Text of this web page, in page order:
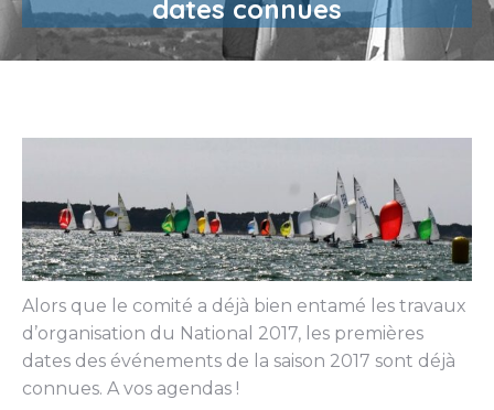
dates connues
Alors que le comité a déjà bien entamé les travaux
d’organisation du National 2017, les premières
dates des événements de la saison 2017 sont déjà
connues. A vos agendas !